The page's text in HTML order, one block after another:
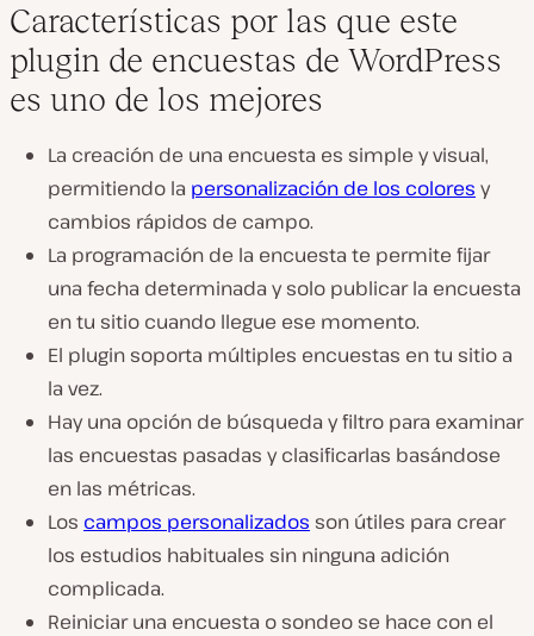
Características por las que este
plugin de encuestas de WordPress
es uno de los mejores
La creación de una encuesta es simple y visual,
permitiendo la personalización de los colores y
cambios rápidos de campo.
La programación de la encuesta te permite fijar
una fecha determinada y solo publicar la encuesta
en tu sitio cuando llegue ese momento.
El plugin soporta múltiples encuestas en tu sitio a
la vez.
Hay una opción de búsqueda y filtro para examinar
las encuestas pasadas y clasificarlas basándose
en las métricas.
Los campos personalizados son útiles para crear
los estudios habituales sin ninguna adición
complicada.
Reiniciar una encuesta o sondeo se hace con el